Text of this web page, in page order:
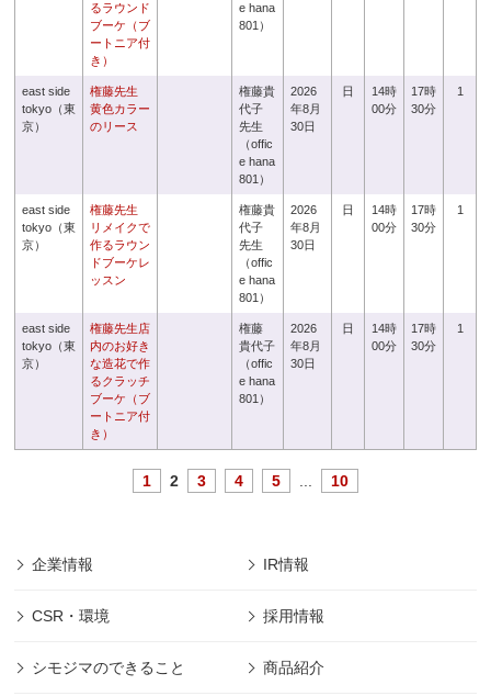
るラウンド
ブーケ（ブ
ートニア付
き）
e hana
801）
east side
tokyo（東
京）
権藤先生
黄色カラー
のリース
権藤貴
代子
先生
（offic
e hana
801）
2026
年8月
30日
日
14時
00分
17時
30分
1
east side
tokyo（東
京）
権藤先生
リメイクで
作るラウン
ドブーケレ
ッスン
権藤貴
代子
先生
（offic
e hana
801）
2026
年8月
30日
日
14時
00分
17時
30分
1
east side
tokyo（東
京）
権藤先生店
内のお好き
な造花で作
るクラッチ
ブーケ（ブ
ートニア付
き）
権藤
貴代子
（offic
e hana
801）
2026
年8月
30日
日
14時
00分
17時
30分
1
1 2 3 4 5 10
企業情報 IR情報
CSR・環境 採用情報
シモジマのできること 商品紹介